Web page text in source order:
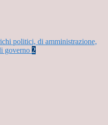
politici, di amministrazione,
governo 2